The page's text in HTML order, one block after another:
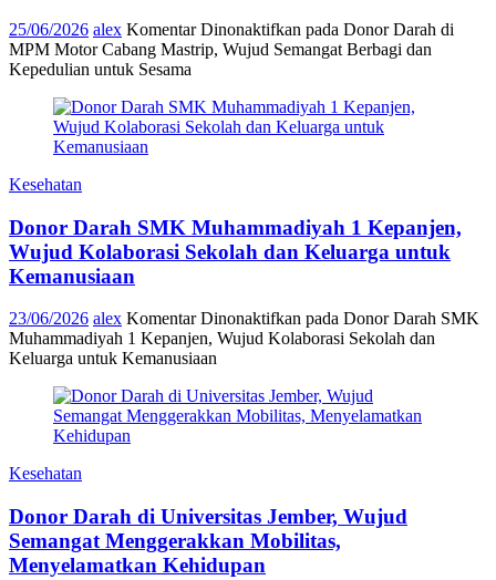
25/06/2026 alex Komentar Dinonaktifkan pada Donor Darah di
MPM Motor Cabang Mastrip, Wujud Semangat Berbagi dan
Kepedulian untuk Sesama
Kesehatan
Donor Darah SMK Muhammadiyah 1 Kepanjen,
Wujud Kolaborasi Sekolah dan Keluarga untuk
Kemanusiaan
23/06/2026 alex Komentar Dinonaktifkan pada Donor Darah SMK
Muhammadiyah 1 Kepanjen, Wujud Kolaborasi Sekolah dan
Keluarga untuk Kemanusiaan
Kesehatan
Donor Darah di Universitas Jember, Wujud
Semangat Menggerakkan Mobilitas,
Menyelamatkan Kehidupan